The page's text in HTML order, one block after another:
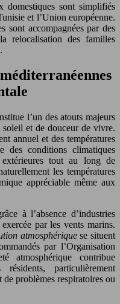
domestiques sont simplifiés
et l’Union européenne.
sont accompagnées par des
relocalisation des familles
l’un des atouts majeurs
et de douceur de vivre.
annuel et des températures
des conditions climatiques
tout au long de
les températures
appréciable même aux
à l’absence d’industries
par les vents marins.
atmosphériquese situent
par l’Organisation
atmosphérique contribue
particulièrement
problèmes respiratoires ou